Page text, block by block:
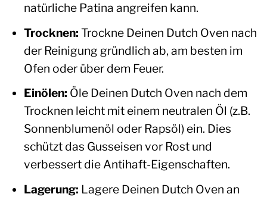
natürliche Patina angreifen kann.
Trocknen: Trockne Deinen Dutch Oven nach
der Reinigung gründlich ab, am besten im
Ofen oder über dem Feuer.
Einölen: Öle Deinen Dutch Oven nach dem
Trocknen leicht mit einem neutralen Öl (z.B.
Sonnenblumenöl oder Rapsöl) ein. Dies
schützt das Gusseisen vor Rost und
verbessert die Antihaft-Eigenschaften.
Lagerung: Lagere Deinen Dutch Oven an